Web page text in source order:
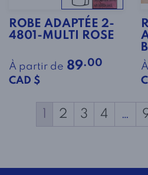
ROBE ADAPTÉE 2-
4801-MULTI ROSE
À partir de 89.00
CAD $
2 3 4 …